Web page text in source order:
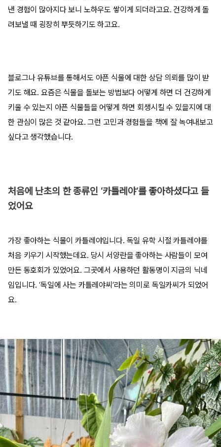
낸 경험이 많아지다 보니 노하우도 쌓이게 되더라고요. 건강하게 돌
려보낼 때 굉장히 뿌듯하기도 하고요.
블로그나 유튜브를 통해서도 아픈 식물에 대한 상담 의뢰를 많이 받
기도 해요. 요즘은 식물을 돌보는 방법보다 어떻게 하면 더 건강하게
키울 수 있는지 아픈 식물들을 어떻게 하면 회생시킬 수 있을지에 대
한 관심이 많은 것 같아요. 그런 고민과 경험들을 책에 잘 녹여내보고
싶다고 생각했습니다.
처음에 난초의 한 종류인 ‘카틀레야’를 좋아하셨다고 들
었어요
가장 좋아하는 식물이 카틀레야입니다. 독일 유학 시절 카틀레야를
처음 키우기 시작했는데요. 당시 서양란을 좋아하는 사람들이 모여
만든 동호회가 있었어요. 그곳에서 사용하던 활동명이 지금의 닉네
임입니다. ‘독일에 사는 카틀레야씨’라는 의미로 독일카씨가 되었어
요.